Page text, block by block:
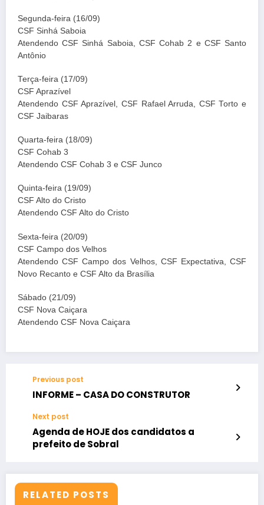
Segunda-feira (16/09)
CSF Sinhá Saboia
Atendendo CSF Sinhá Saboia, CSF Cohab 2 e CSF Santo
Antônio
Terça-feira (17/09)
CSF Aprazível
Atendendo CSF Aprazível, CSF Rafael Arruda, CSF Torto e
CSF Jaibaras
Quarta-feira (18/09)
CSF Cohab 3
Atendendo CSF Cohab 3 e CSF Junco
Quinta-feira (19/09)
CSF Alto do Cristo
Atendendo CSF Alto do Cristo
Sexta-feira (20/09)
CSF Campo dos Velhos
Atendendo CSF Campo dos Velhos, CSF Expectativa, CSF
Novo Recanto e CSF Alto da Brasília
Sábado (21/09)
CSF Nova Caiçara
Atendendo CSF Nova Caiçara
Previous post
INFORME – CASA DO CONSTRUTOR
Next post
Agenda de HOJE dos candidatos a
prefeito de Sobral
RELATED POSTS